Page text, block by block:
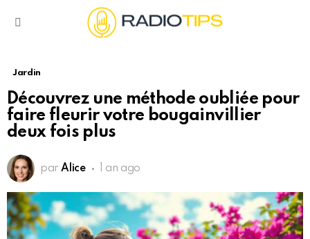
Jardin
Découvrez une méthode oubliée pour
faire fleurir votre bougainvillier
deux fois plus
par Alice 1 an ago